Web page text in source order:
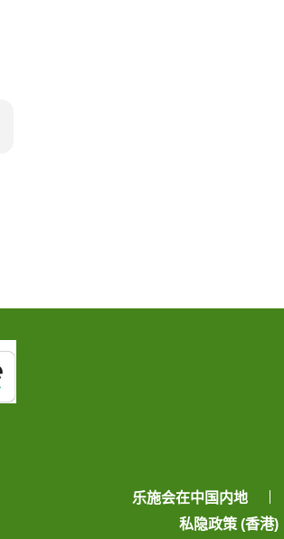
乐施会在中国内地
私隐政策 (香港)